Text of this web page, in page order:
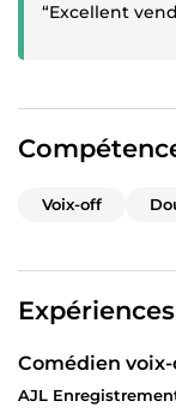
“Excellent
Voix-off
Comédien
AJL